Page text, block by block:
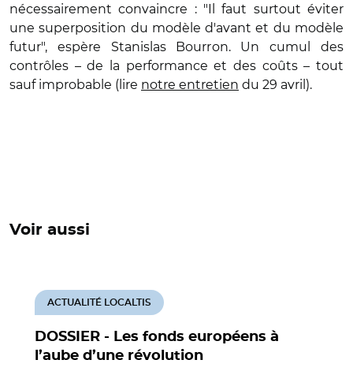
nécessairement convaincre : "Il faut surtout éviter
une superposition du modèle d'avant et du modèle
futur", espère Stanislas Bourron. Un cumul des
contrôles – de la performance et des coûts – tout
sauf improbable (lire notre entretien du 29 avril).
Voir aussi
DOSSIER - Les fonds européens à
l’aube d’une révolution
ACTUALITÉ LOCALTIS